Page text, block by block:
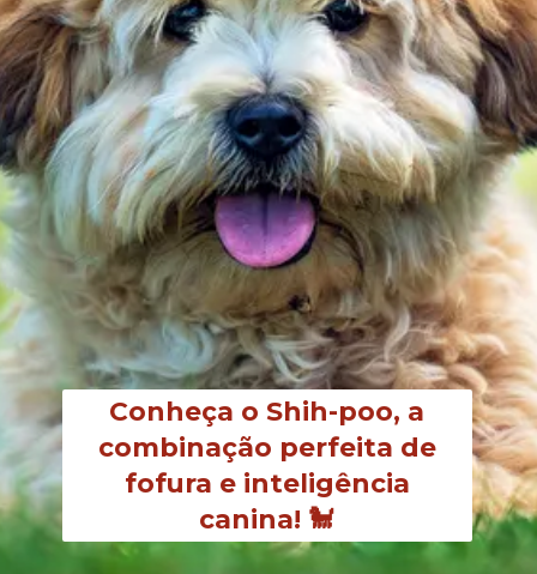
Conheça o Shih-poo, a
combinação perfeita de
fofura e inteligência
canina! 🐩